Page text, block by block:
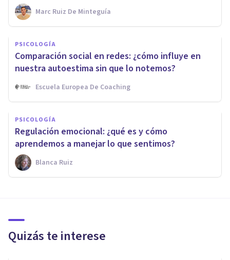
Marc Ruiz De Minteguía
PSICOLOGÍA
Comparación social en redes: ¿cómo influye en
nuestra autoestima sin que lo notemos?
Escuela Europea De Coaching
PSICOLOGÍA
Regulación emocional: ¿qué es y cómo
aprendemos a manejar lo que sentimos?
Blanca Ruiz
Quizás te interese